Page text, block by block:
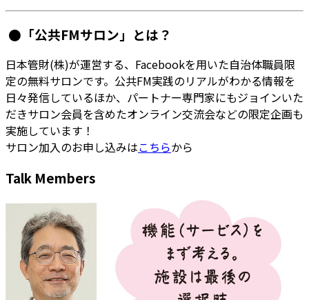
●「公共FMサロン」とは？
日本管財(株)が運営する、Facebookを用いた自治体職員限
定の無料サロンです。公共FM実践のリアルがわかる情報を
日々発信しているほか、パートナー専門家にもジョインいた
だきサロン会員を含めたオンライン交流会などの限定企画も
実施しています！
サロン加入のお申し込みはこちらから
Talk Members